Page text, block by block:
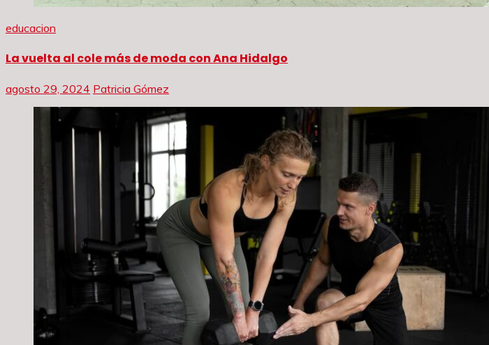
educacion
La vuelta al cole más de moda con Ana Hidalgo
agosto 29, 2024 Patricia Gómez